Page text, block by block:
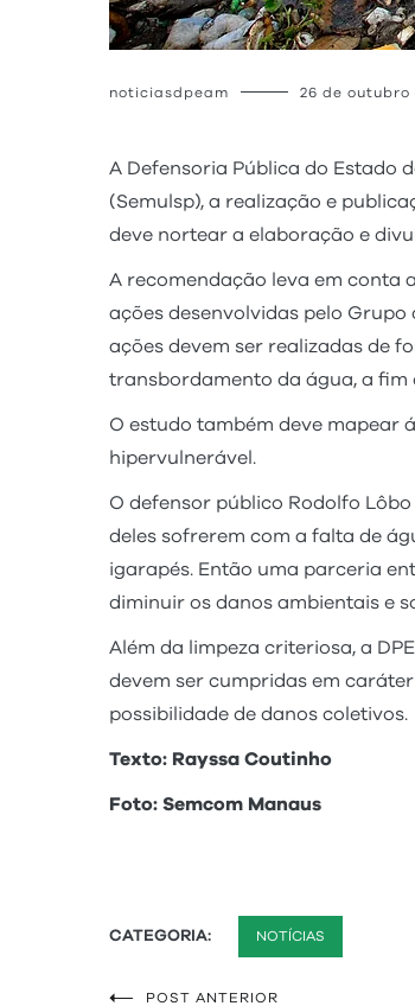
noticiasdpeam 26 de outubro
A Defensoria Pública do Estado
(Semulsp), a realização e
deve nortear a elaboração e
A recomendação leva em conta
ações desenvolvidas pelo Grupo
ações devem ser realizadas de
transbordamento da água, a fim
O estudo também deve mapear
hipervulnerável.
O defensor público Rodolfo
deles sofrerem com a falta de
igarapés. Então uma parceria
diminuir os danos ambientais e
Além da limpeza criteriosa, a
devem ser cumpridas em
possibilidade de danos coletivos.
Texto: Rayssa Coutinho
Foto: Semcom Manaus
CATEGORIA: NOTÍCIAS
POST ANTERIOR